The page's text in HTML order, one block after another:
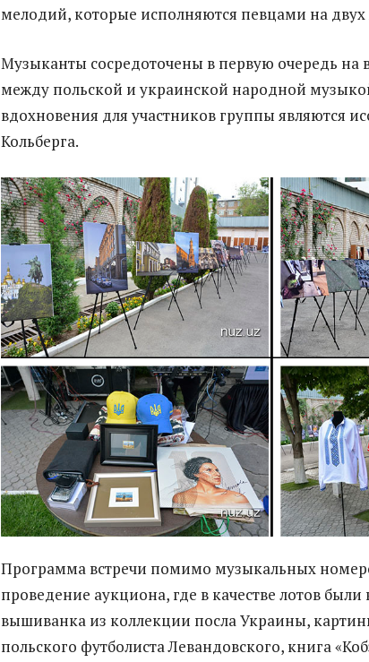
мелодий, которые исполняются певцами на двух
Музыканты сосредоточены в первую очередь на
между польской и украинской народной
вдохновения для участников группы являются
Кольберга.
Программа встречи помимо музыкальных
проведение аукциона, где в качестве лотов были
вышиванка из коллекции посла Украины,
польского футболиста Левандовского, книга